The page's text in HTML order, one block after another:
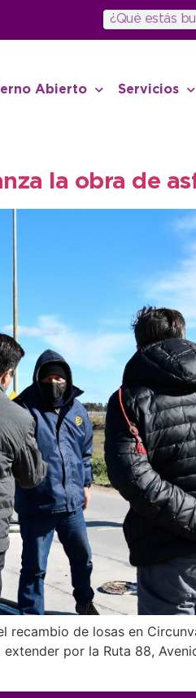
Abierto Servicios
la obra de
recambio de losas en
por la Ruta 88,